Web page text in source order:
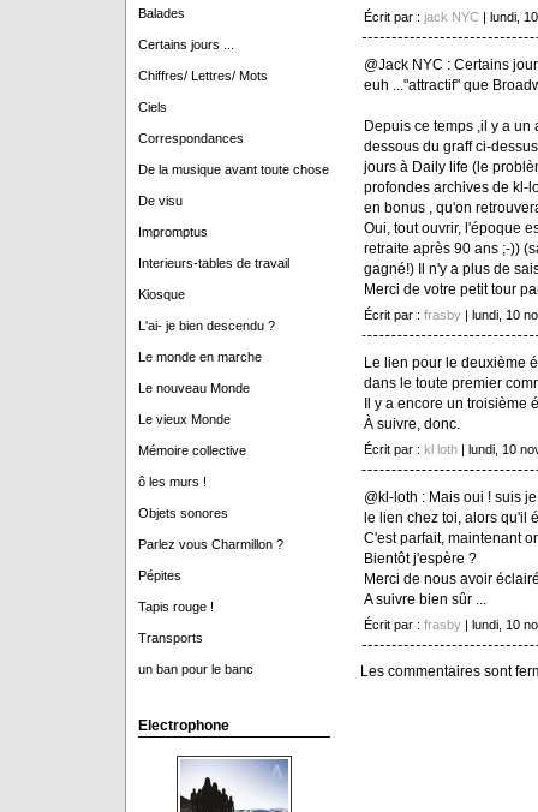
Balades
Certains jours ...
Chiffres/ Lettres/ Mots
Ciels
Correspondances
De la musique avant toute chose
De visu
Impromptus
Interieurs-tables de travail
Kiosque
L'ai- je bien descendu ?
Le monde en marche
Le nouveau Monde
Le vieux Monde
Mémoire collective
ô les murs !
Objets sonores
Parlez vous Charmillon ?
Pépites
Tapis rouge !
Transports
un ban pour le banc
Electrophone
Écrit par : jack NYC| lundi,
@Jack NYC : Certains
euh ..."attractif" que
Depuis ce temps ,il y a un
dessous du graff ci-
jours à Daily life (le
profondes archives de kl-
en bonus , qu'on
Oui, tout ouvrir, l'époque
retraite après 90 ans ;-))
gagné!) Il n'y a plus de
Merci de votre petit tour
Écrit par : frasby| lundi, 10
Le lien pour le deuxième
dans le toute premier
Il y a encore un troisième
À suivre, donc.
Écrit par : kl loth| lundi, 10
@kl-loth : Mais oui ! suis
le lien chez toi, alors qu'il
C'est parfait, maintenant
Bientôt j'espère ?
Merci de nous avoir
A suivre bien sûr ...
Écrit par : frasby| lundi, 10
Les commentaires sont